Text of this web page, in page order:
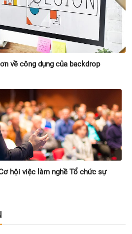
về công dụng của backdrop
hội việc làm nghề Tổ chức sự